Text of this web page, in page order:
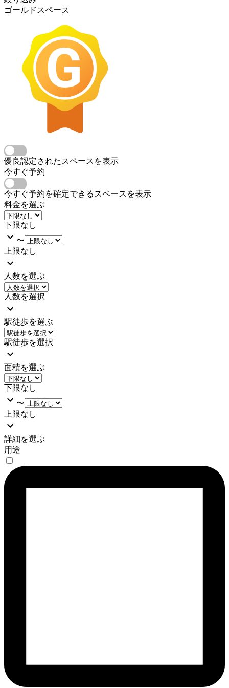
ゴールドスペース
優良認定されたスペースを表示
今すぐ予約
今すぐ予約を確定できるスペースを表示
料金を選ぶ
下限なし
〜
上限なし
人数を選ぶ
人数を選択
駅徒歩を選ぶ
駅徒歩を選択
面積を選ぶ
下限なし
〜
上限なし
詳細を選ぶ
用途